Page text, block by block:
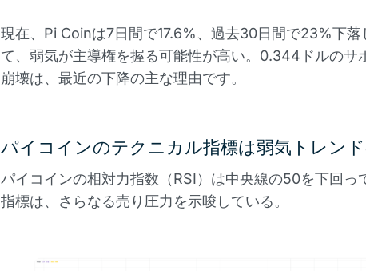
現在、Pi Coinは7日間で17.6%、過去30日間で23%下落
て、弱気が主導権を握る可能性が高い。0.344ドルのサ
崩壊は、最近の下降の主な理由です。
パイコインのテクニカル指標は弱気トレン
パイコインの相対力指数（RSI）は中央線の50を下回っ
指標は、さらなる売り圧力を示唆している。